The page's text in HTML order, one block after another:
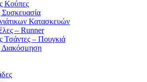
Κούπες
Συσκευασία
Κατασκευών
– Runner
Τσάντες – Πουγκιά
Διακόσμηση